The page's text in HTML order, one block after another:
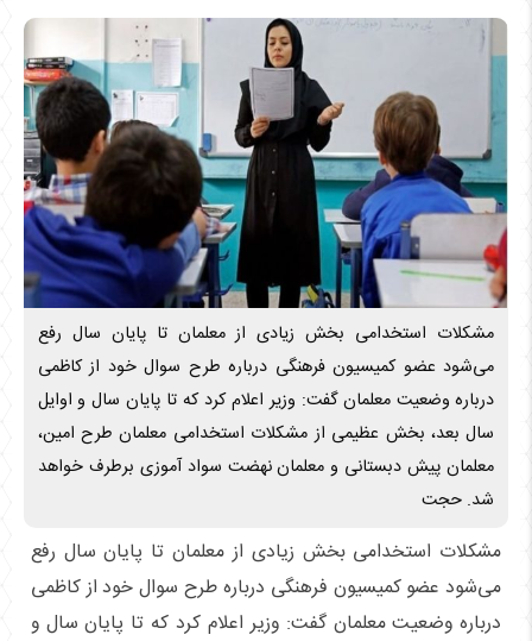
مشکلات استخدامی بخش زیادی از معلمان تا پایان سال رفع
می‌شود عضو کمیسیون فرهنگی درباره طرح سوال خود از کاظمی
درباره وضعیت معلمان گفت: وزیر اعلام کرد که تا پایان سال و اوایل
سال بعد، بخش عظیمی از مشکلات استخدامی معلمان طرح امین،
معلمان پیش دبستانی و معلمان نهضت سواد آموزی برطرف خواهد
شد. حجت
مشکلات استخدامی بخش زیادی از معلمان تا پایان سال رفع
می‌شود عضو کمیسیون فرهنگی درباره طرح سوال خود از کاظمی
درباره وضعیت معلمان گفت: وزیر اعلام کرد که تا پایان سال و